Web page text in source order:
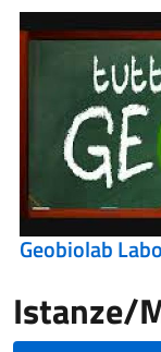
Geobiolab
Istanze/